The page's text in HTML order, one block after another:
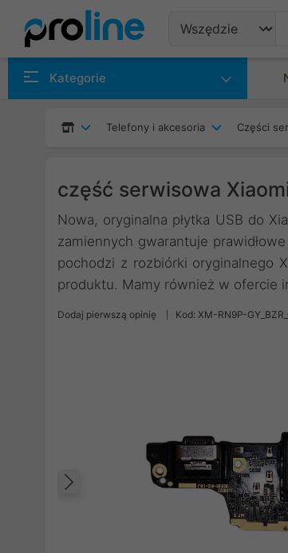
Kategorie
Telefony i akcesoria Części
część serwisowa
Nowa, oryginalna płytka USB do
zamiennych gwarantuje
pochodzi z rozbiórki oryginalnego
produktu. Mamy również w ofercie
Dodaj pierwszą opinię Kod: XM-RN9P-
Poprzedni